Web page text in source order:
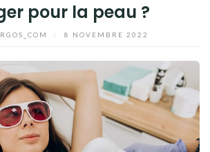
pour la peau ?
8 NOVEMBRE 2022